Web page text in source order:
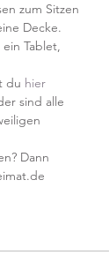
zum Sitzen
Decke.
Tablet,
du hier
sind alle
Dann